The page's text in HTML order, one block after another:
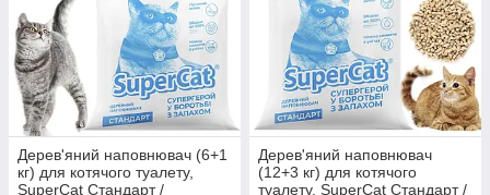
Дерев'яний наповнювач (6+1
кг) для котячого туалету,
SuperCat Стандарт /
Дерев'яний наповнювач
(12+3 кг) для котячого
туалету, SuperCat Стандарт /